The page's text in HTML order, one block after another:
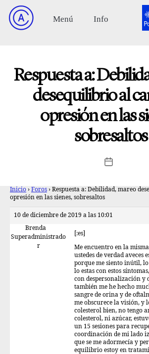
Respuesta a:
desequilibrio al
opresión en las
sobresaltos
Inicio › Foros › Respuesta a: Debilidad, mareo
opresión en las sienes, sobresaltos
10 de diciembre de 2019 a las 10:01
Brenda
Superadministrado
r
[:es]
Me encuentro en la
ustedes de verdad aveces
porque me siento inútil,
lo estas con estos
con despersonalización y
también me he hecho
sangre de orina y de
me obscurece la visión, y
colesterol bien, no tengo
colesterol, ni azúcar,
un 15 sesiones para
coordinación de mi lado
que se me adormecía y
equilibrio estoy en